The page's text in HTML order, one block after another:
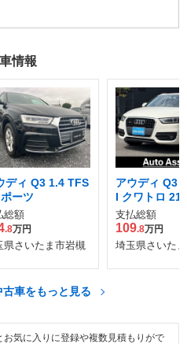
情報
ディ Q3 1.4 TFS
ーツ
総額
.8万円
県さいたま市岩槻
アウディ Q3
I クワトロ
D
支払総額
109.8万円
埼玉県さいた
車をもっと見る
お気に入りに登録や複数見積もりがで